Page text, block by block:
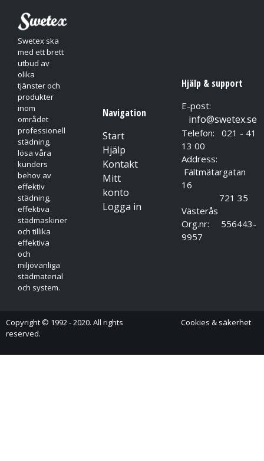
Swetex ska
med ett brett
utbud av
olika
tjänster och
produkter
inom
området
professionell
städning,
lösa våra
kunders
behov av
effektiv
städning,
effektiva
städmaskiner
och tillika
effektiva
och
miljövänliga
städmaterial
och system.
Navigation
Start
Hjälp
Kontakt
Mitt
konto
Logga in
Hjälp & support
E-post:
info@swetex.se
Telefon: 021 - 41
13 00
Address:
Fältmätargatan
16
721 35
Västerås
Org.nr: 556443-
9957
Copyright © 1992 - 2020. All rights
reserved.
Cookies & säkerhet